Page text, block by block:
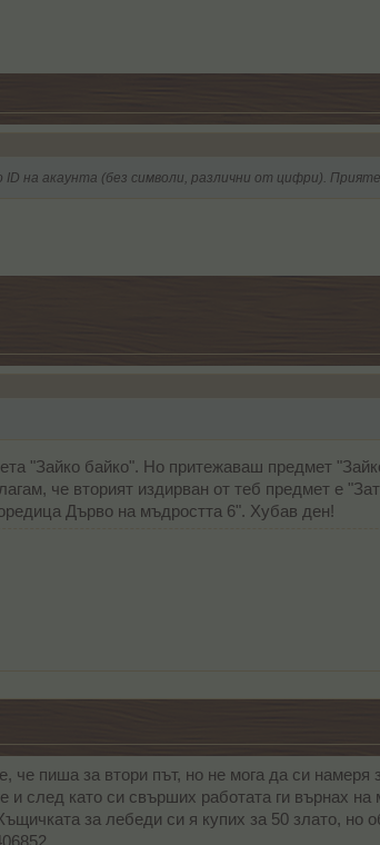
на акаунта (без символи, различни от цифри).
"Зайко байко". Но притежаваш предмет
че вторият издирван от теб предмет е
Дърво на мъдростта 6". Хубав ден!
че пиша за втори път, но не мога да си намеря
и след като си свърших работата ги върнах
за лебеди си я купих за 50 злато, но